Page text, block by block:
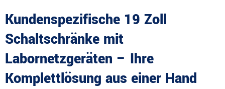
Kundenspezifische 19 Zoll
Schaltschränke mit
Labornetzgeräten – Ihre
Komplettlösung aus einer Hand